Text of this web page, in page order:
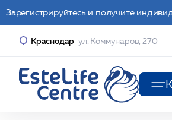
Зарегистрируйтесь и получите
Краснодар ул. Коммунаров, 270